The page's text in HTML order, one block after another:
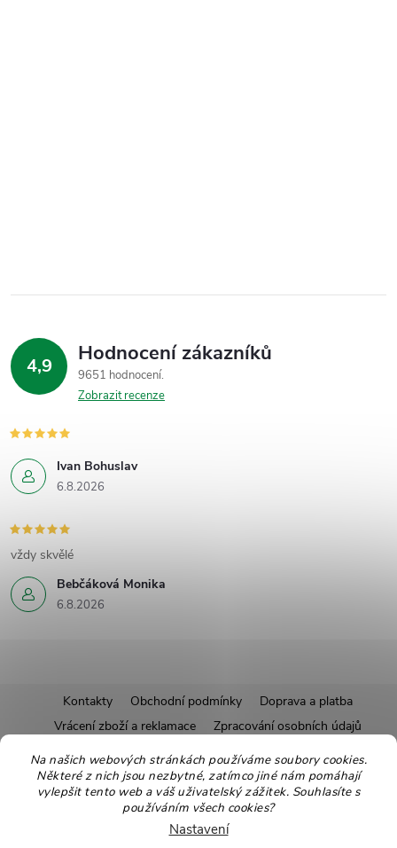
Na našich webových stránkách používáme soubory cookies.
Některé z nich jsou nezbytné, zatímco jiné nám pomáhají
vylepšit tento web a váš uživatelský zážitek. Souhlasíte s
používáním všech cookies?
Nastavení
4,9 Hodnocení zákazníků
9651 hodnocení
Zobrazit recenze
Ivan Bohuslav
6.8.2026
Bebčáková Monika
6.8.2026
vždy skvělé
á
Kontakty Obchodní podmínky
Doprava a platba
Vrácení zboží a reklamace
Zpracování osobních údajů
Pravidla soutěží
Affiliate program
Recepty
Pro nové dodavatele
Ekologické balení Moje objednávka